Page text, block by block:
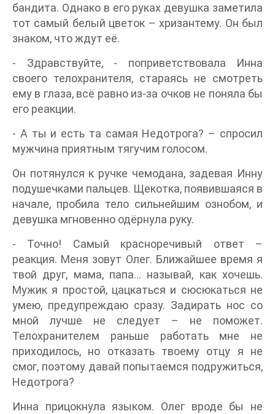
бандита. Однако в его руках девушка заметила
тот самый белый цветок – хризантему. Он был
знаком, что ждут её.
- Здравствуйте, - поприветствовала Инна
своего телохранителя, стараясь не смотреть
ему в глаза, всё равно из-за очков не поняла бы
его реакции.
- А ты и есть та самая Недотрога? – спросил
мужчина приятным тягучим голосом.
Он потянулся к ручке чемодана, задевая Инну
подушечками пальцев. Щекотка, появившаяся в
начале, пробила тело сильнейшим ознобом, и
девушка мгновенно одёрнула руку.
- Точно! Самый красноречивый ответ –
реакция. Меня зовут Олег. Ближайшее время я
твой друг, мама, папа… называй, как хочешь.
Мужик я простой, цацкаться и сюсюкаться не
умею, предупреждаю сразу. Задирать нос со
мной лучше не следует – не поможет.
Телохранителем раньше работать мне не
приходилось, но отказать твоему отцу я не
смог, поэтому давай попытаемся подружиться,
Недотрога?
Инна прицокнула языком. Олег вроде бы не